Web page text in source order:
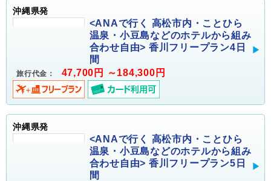
沖縄県発
<ANAで行く 高松市内・ことひら
温泉・小豆島などのホテルから組み
合わせ自由> 香川フリープラン4日
間
旅行代金： 47,700円 ～184,300円
沖縄県発
<ANAで行く 高松市内・ことひら
温泉・小豆島などのホテルから組み
合わせ自由> 香川フリープラン5日
間